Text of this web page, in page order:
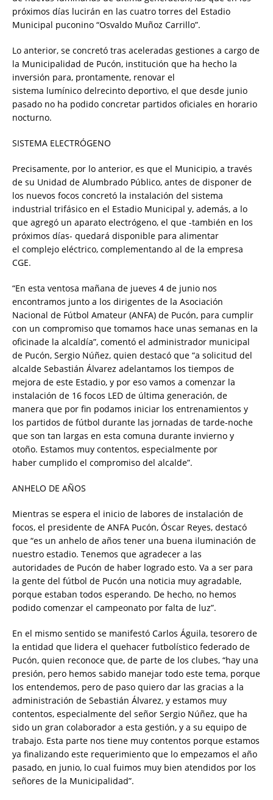
próximos días lucirán en las cuatro torres del Estadio
Municipal puconino “Osvaldo Muñoz Carrillo”.
Lo anterior, se concretó tras aceleradas gestiones a cargo de
la Municipalidad de Pucón, institución que ha hecho la
inversión para, prontamente, renovar el
sistema lumínico delrecinto deportivo, el que desde junio
pasado no ha podido concretar partidos oficiales en horario
nocturno.
SISTEMA ELECTRÓGENO
Precisamente, por lo anterior, es que el Municipio, a través
de su Unidad de Alumbrado Público, antes de disponer de
los nuevos focos concretó la instalación del sistema
industrial trifásico en el Estadio Municipal y, además, a lo
que agregó un aparato electrógeno, el que -también en los
próximos días- quedará disponible para alimentar
el complejo eléctrico, complementando al de la empresa
CGE.
“En esta ventosa mañana de jueves 4 de junio nos
encontramos junto a los dirigentes de la Asociación
Nacional de Fútbol Amateur (ANFA) de Pucón, para cumplir
con un compromiso que tomamos hace unas semanas en la
oficinade la alcaldía”, comentó el administrador municipal
de Pucón, Sergio Núñez, quien destacó que “a solicitud del
alcalde Sebastián Álvarez adelantamos los tiempos de
mejora de este Estadio, y por eso vamos a comenzar la
instalación de 16 focos LED de última generación, de
manera que por fin podamos iniciar los entrenamientos y
los partidos de fútbol durante las jornadas de tarde-noche
que son tan largas en esta comuna durante invierno y
otoño. Estamos muy contentos, especialmente por
haber cumplido el compromiso del alcalde”.
ANHELO DE AÑOS
Mientras se espera el inicio de labores de instalación de
focos, el presidente de ANFA Pucón, Óscar Reyes, destacó
que “es un anhelo de años tener una buena iluminación de
nuestro estadio. Tenemos que agradecer a las
autoridades de Pucón de haber logrado esto. Va a ser para
la gente del fútbol de Pucón una noticia muy agradable,
porque estaban todos esperando. De hecho, no hemos
podido comenzar el campeonato por falta de luz”.
En el mismo sentido se manifestó Carlos Águila, tesorero de
la entidad que lidera el quehacer futbolístico federado de
Pucón, quien reconoce que, de parte de los clubes, “hay una
presión, pero hemos sabido manejar todo este tema, porque
los entendemos, pero de paso quiero dar las gracias a la
administración de Sebastián Álvarez, y estamos muy
contentos, especialmente del señor Sergio Núñez, que ha
sido un gran colaborador a esta gestión, y a su equipo de
trabajo. Esta parte nos tiene muy contentos porque estamos
ya finalizando este requerimiento que lo empezamos el año
pasado, en junio, lo cual fuimos muy bien atendidos por los
señores de la Municipalidad”.